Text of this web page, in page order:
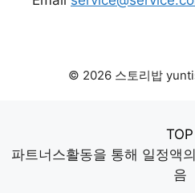
© 2026 스토리밥
TOP
파트너스활동을 통해 일정액
음